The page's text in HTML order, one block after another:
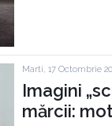
Marti, 17 Octombrie
Imagini
mărcii: